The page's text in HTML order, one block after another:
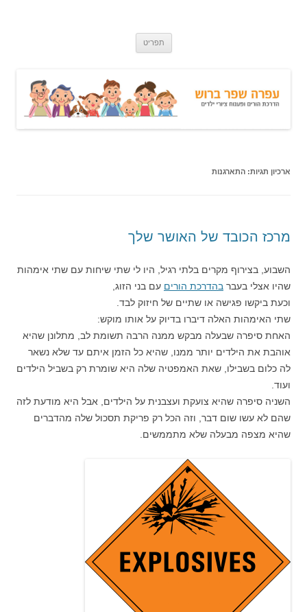
תפריט
ארכיון תגיות: התארגנות
מרכז הכובד של האושר שלך
השבוע, בצירוף מקרים בלתי רגיל, היו לי שתי שיחות עם שתי אימהות
שהיו אצלי בעבר בהדרכת הורים עם בני הזוג,
וכעת ביקשו פגישה או שתיים של חיזוק לבד.
שתי האימהות האלה דיברו בדיוק על אותו מוקש:
האחת סיפרה שבעלה מבקש ממנה הרבה תשומת לב, מתלונן שהיא
אוהבת את הילדים יותר ממנו, שהיא כל הזמן איתם עד שלא נשאר
לה כלום בשבילו, שאת האמפטיה שלה היא שומרת רק בשביל הילדים
ועוד.
השניה סיפרה שהיא צועקת ועצבנית על הילדים, אבל היא מודעת לזה
שהם לא עשו שום דבר, וזה הכל רק פריקת תסכול שלה מהדברים
שהיא מצפה מבעלה שלא מתממשים.